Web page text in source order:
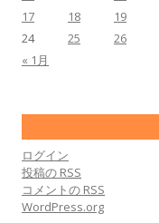
« 1月
17
18 19
24
25 26
ログイン
投稿の RSS
コメントの RSS
WordPress.org